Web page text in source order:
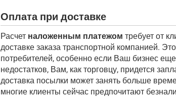
Оплата при доставке
Расчет наложенным платежом требует от
доставке заказа транспортной компанией.
потребителей, особенно если Ваш бизнес
недостатков, Вам, как торговцу, придется
доставка посылки может занять больше
многие клиенты сейчас предпочитают